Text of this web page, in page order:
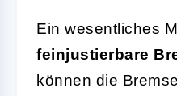
Ein wesentliches
feinjustierbare
können die